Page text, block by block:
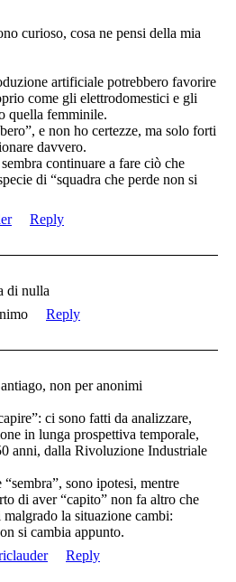
curioso, cosa ne pensi della mia
artificiale potrebbero favorire
come gli elettrodomestici e gli
quella femminile.
e non ho certezze, ma solo forti
davvero.
continuare a fare ciò che
di “squadra che perde non si
Reply
di nulla
Reply
non per anonimi
ci sono fatti da analizzare,
in lunga prospettiva temporale,
anni, dalla Rivoluzione Industriale
sono ipotesi, mentre
di aver “capito” non fa altro che
la situazione cambi:
si cambia appunto.
Reply